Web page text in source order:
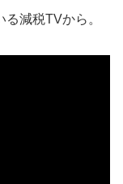
減税TVから。